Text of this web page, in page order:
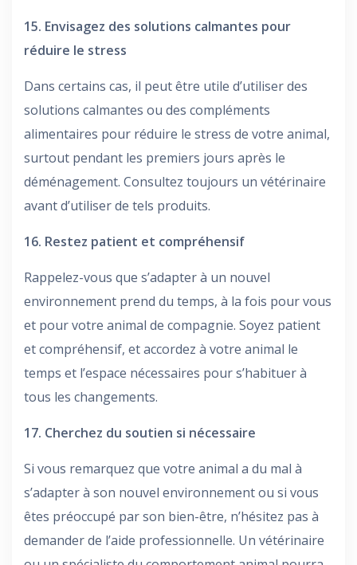
15. Envisagez des solutions calmantes pour
réduire le stress
Dans certains cas, il peut être utile d’utiliser des
solutions calmantes ou des compléments
alimentaires pour réduire le stress de votre animal,
surtout pendant les premiers jours après le
déménagement. Consultez toujours un vétérinaire
avant d’utiliser de tels produits.
16. Restez patient et compréhensif
Rappelez-vous que s’adapter à un nouvel
environnement prend du temps, à la fois pour vous
et pour votre animal de compagnie. Soyez patient
et compréhensif, et accordez à votre animal le
temps et l’espace nécessaires pour s’habituer à
tous les changements.
17. Cherchez du soutien si nécessaire
Si vous remarquez que votre animal a du mal à
s’adapter à son nouvel environnement ou si vous
êtes préoccupé par son bien-être, n’hésitez pas à
demander de l’aide professionnelle. Un vétérinaire